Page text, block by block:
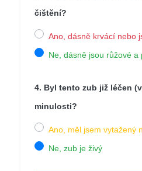
čištění?
Ano, dásně krvácí nebo
Ne, dásně jsou růžové a
4. Byl tento zub již léčen
minulosti?
Ano, měl jsem vytažený
Ne, zub je živý